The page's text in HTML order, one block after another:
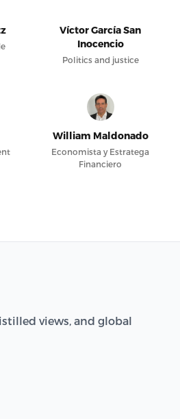
Víctor García San
Inocencio
Politics and justice
William Maldonado
Economista y Estratega
Financiero
views, and global